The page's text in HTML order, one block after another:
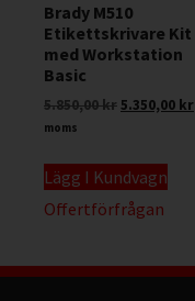
Brady M510
Etikettskrivare Kit
med Workstation
Basic
5.850,00kr5.350,00 kr
moms
Lägg I Kundvagn
Offertförfrågan